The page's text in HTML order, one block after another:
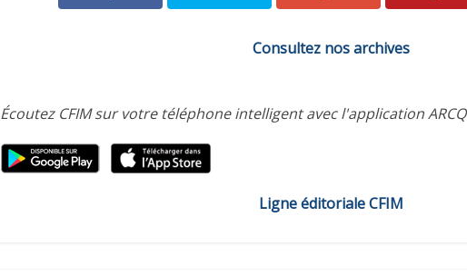
Consultez nos archives
Écoutez CFIM sur votre téléphone intelligent avec l'application ARCQ
Ligne éditoriale CFIM